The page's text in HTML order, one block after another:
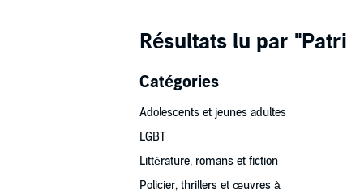
Résultats lu par
Catégories
Adolescents et jeunes adultes
LGBT
Littérature, romans et fiction
Policier, thrillers et œuvres à